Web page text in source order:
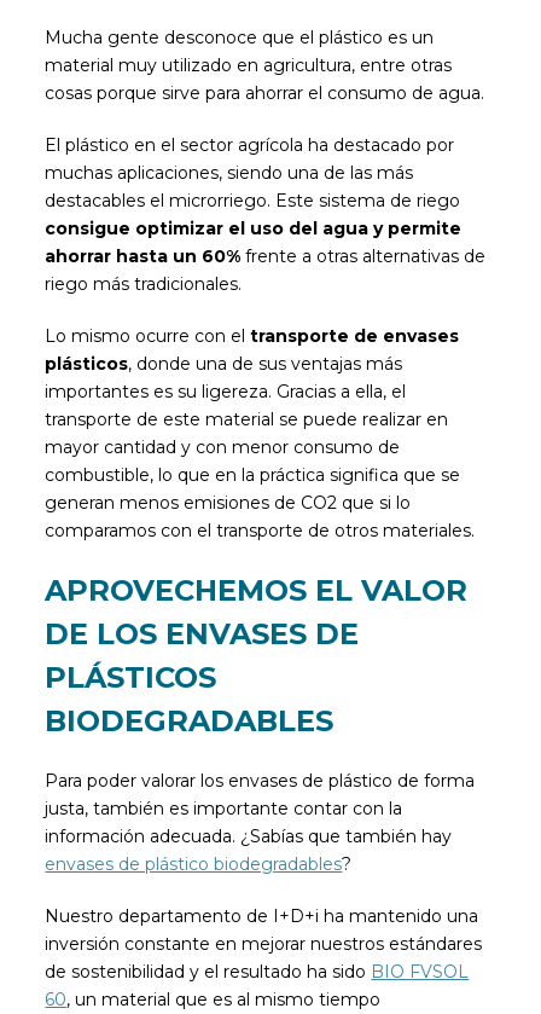
Mucha gente desconoce que el plástico es un
material muy utilizado en agricultura, entre otras
cosas porque sirve para ahorrar el consumo de agua.
El plástico en el sector agrícola ha destacado por
muchas aplicaciones, siendo una de las más
destacables el microrriego. Este sistema de riego
consigue optimizar el uso del agua y permite
ahorrar hasta un 60% frente a otras alternativas de
riego más tradicionales.
Lo mismo ocurre con eltransporte de envases
plásticos, donde una de sus ventajas más
importantes es su ligereza. Gracias a ella, el
transporte de este material se puede realizar en
mayor cantidad y con menor consumo de
combustible, lo que en la práctica significa que se
generan menos emisiones de CO2 que si lo
comparamos con el transporte de otros materiales.
APROVECHEMOS EL VALOR
DE LOS ENVASES DE
PLÁSTICOS
BIODEGRADABLES
Para poder valorar los envases de plástico de forma
justa, también es importante contar con la
información adecuada. ¿Sabías que también hay
envases de plástico biodegradables?
Nuestro departamento de I+D+i ha mantenido una
inversión constante en mejorar nuestros estándares
de sostenibilidad y el resultado ha sido BIO FVSOL
60, un material que es al mismo tiempo